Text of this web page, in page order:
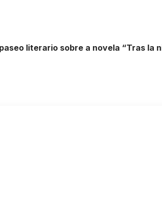
literario sobre a novela “Tras la